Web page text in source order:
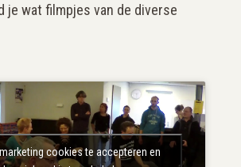
je wat filmpjes van de diverse
cookies te accepteren en